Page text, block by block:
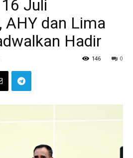
Juli
AHY dan Lima
Hadir
0
146